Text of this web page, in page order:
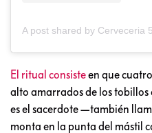
El ritual consisteen que
alto amarrados de los tobillos
es el sacerdote —también
monta en la punta del mástil